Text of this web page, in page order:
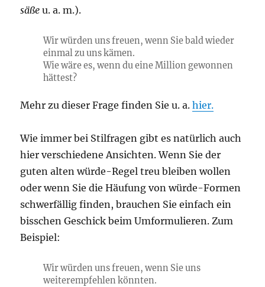
säße u. a. m.).
Wir würden uns freuen, wenn Sie bald wieder
einmal zu uns kämen.
Wie wäre es, wenn du eine Million gewonnen
hättest?
Mehr zu dieser Frage finden Sie u. a.hier.
Wie immer bei Stilfragen gibt es natürlich auch
hier verschiedene Ansichten. Wenn Sie der
guten alten würde-Regel treu bleiben wollen
oder wenn Sie die Häufung von würde-Formen
schwerfällig finden, brauchen Sie einfach ein
bisschen Geschick beim Umformulieren. Zum
Beispiel:
Wir würden uns freuen, wenn Sie uns
weiterempfehlen könnten.